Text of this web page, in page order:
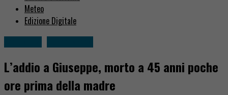
Meteo
Edizione Digitale
L’addio a Giuseppe, morto a 45 anni poche
ore prima della madre